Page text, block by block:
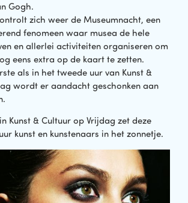
Gogh.
zich weer de Museumnacht, een
fenomeen waar musea de hele
en allerlei activiteiten organiseren om
eens extra op de kaart te zetten.
als in het tweede uur van Kunst &
wordt er aandacht geschonken aan
Kunst & Cultuur op Vrijdag zet deze
kunst en kunstenaars in het zonnetje.